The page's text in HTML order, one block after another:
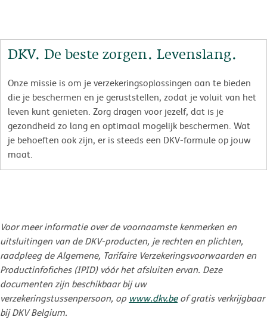
DKV. De beste zorgen. Levenslang.
Onze missie is om je verzekeringsoplossingen aan te bieden
die je beschermen en je geruststellen, zodat je voluit van het
leven kunt genieten. Zorg dragen voor jezelf, dat is je
gezondheid zo lang en optimaal mogelijk beschermen. Wat
je behoeften ook zijn, er is steeds een DKV-formule op jouw
maat.
Voor meer informatie over de voornaamste kenmerken en
uitsluitingen van de DKV-producten, je rechten en plichten,
raadpleeg de Algemene, Tarifaire Verzekeringsvoorwaarden en
Productinfofiches (IPID) vóór het afsluiten ervan. Deze
documenten zijn beschikbaar bij uw
verzekeringstussenpersoon, op www.dkv.beof gratis verkrijgbaar
bij DKV Belgium.